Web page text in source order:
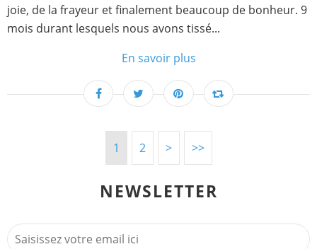
joie, de la frayeur et finalement beaucoup de bonheur. 9
mois durant lesquels nous avons tissé...
En savoir plus
1 2 > >>
NEWSLETTER